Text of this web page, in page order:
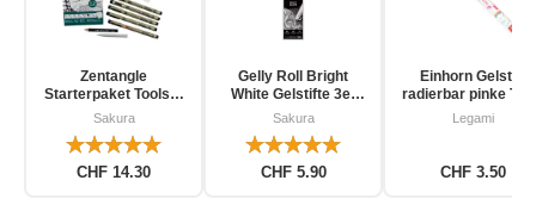
Zentangle
Starterpaket Toolset
für Einsteiger 12-
Sakura
CHF 14.30
Gelly Roll Bright
White Gelstifte 3er
Pack
Sakura
CHF 5.90
Einhorn Gelstift
radierbar pinke
Legami
CHF 3.50